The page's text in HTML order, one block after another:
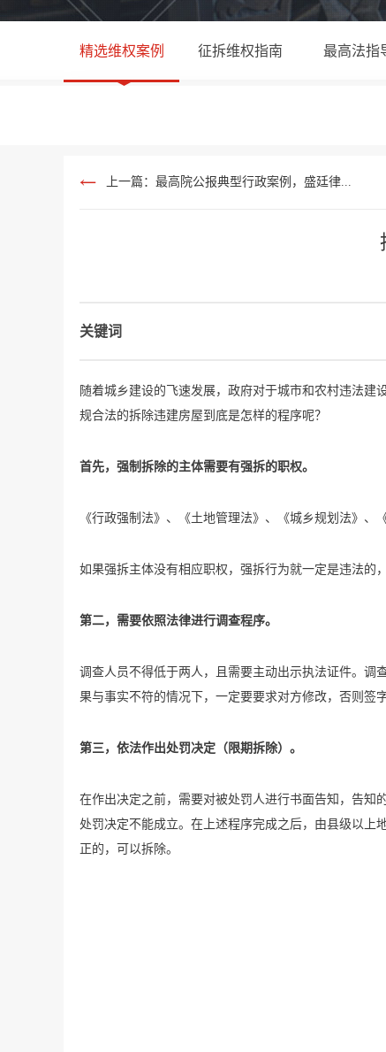
精选维权案例 征拆维权指南 最高法指
上一篇：最高院公报典型行政案例，盛廷律...
关键词
随着城乡建设的飞速发展，政府对于城市和农村违法建
规合法的拆除违建房屋到底是怎样的程序呢？
首先，强制拆除的主体需要有强拆的职权。
《行政强制法》、《土地管理法》、《城乡规划法》
如果强拆主体没有相应职权，强拆行为就一定是违法的
第二，需要依照法律进行调查程序。
调查人员不得低于两人，且需要主动出示执法证件。调
果与事实不符的情况下，一定要要求对方修改，否则签
第三，依法作出处罚决定（限期拆除）。
在作出决定之前，需要对被处罚人进行书面告知，告知
处罚决定不能成立。在上述程序完成之后，由县级以上
正的，可以拆除。